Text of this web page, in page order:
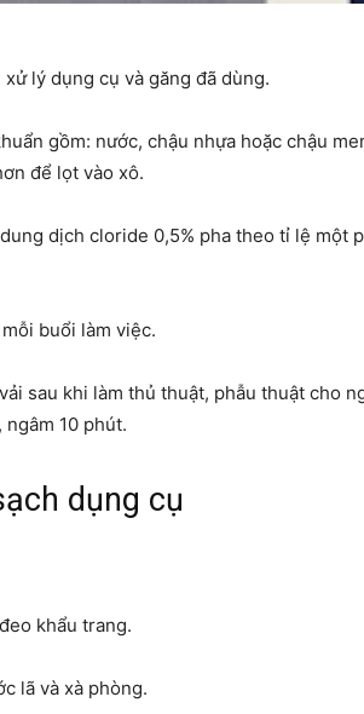
lý dụng cụ và găng đã dùng.
gồm: nước, chậu nhựa hoặc chậu
để lọt vào xô.
dịch cloride 0,5% pha theo tỉ lệ một
buổi làm việc.
sau khi làm thủ thuật, phẫu thuật cho
10 phút.
dụng cụ
khẩu trang.
lã và xà phòng.